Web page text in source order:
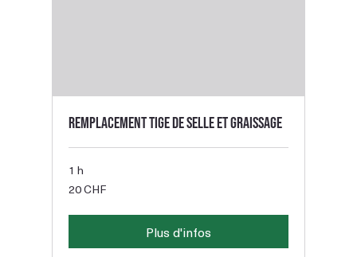
Remplacement tige de selle et graissage
1 h
francs
20 CHF
Plus d'infos